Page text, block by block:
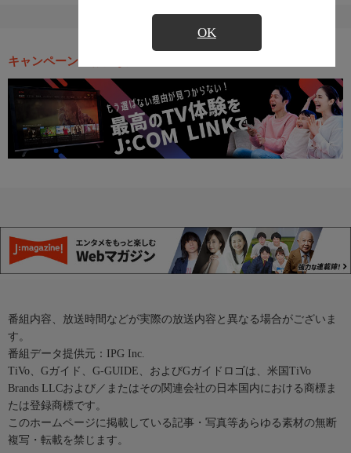
OK
キャンペーン・お得な情報
番組内容、放送時間などが実際の放送内容と異なる場合がございま
す。
番組データ提供元：IPG Inc.
TiVo、Gガイド、G-GUIDE、およびGガイドロゴは、米国TiVo
Brands LLCおよび／またはその関連会社の日本国内における商標ま
たは登録商標です。
このホームページに掲載している記事・写真等あらゆる素材の無断
複写・転載を禁じます。